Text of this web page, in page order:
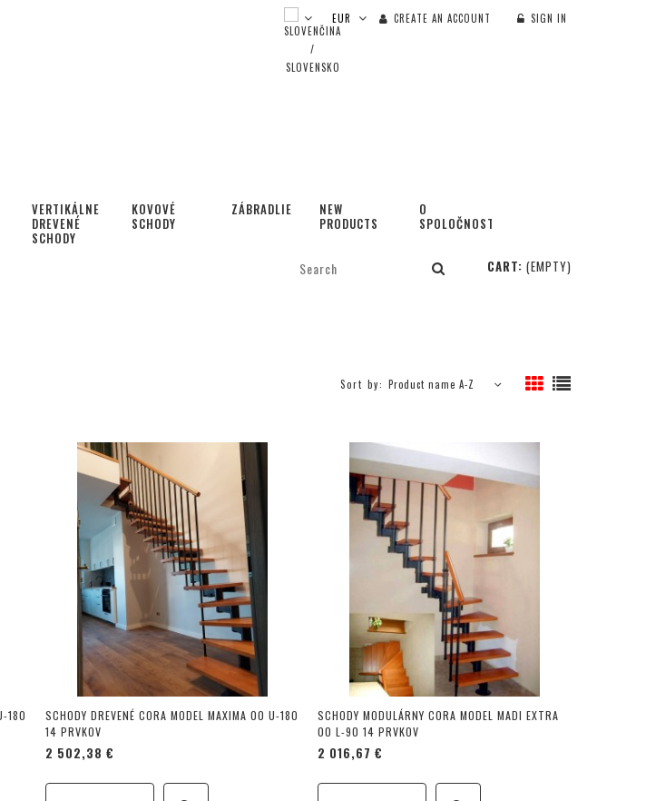
CREATE AN ACCOUNT SIGN IN
VERTIKÁLNE
DREVENÉ
SCHODY
KOVOVÉ
SCHODY
ZÁBRADLIE
NEW
PRODUCTS
O
SPOLOČNOSTI
CART: (EMPTY)
Sort by: Product name A-Z
180
SCHODY DREVENÉ CORA MODEL MAXIMA 00 U-180
14 PRVKOV
2 502,38 €
SCHODY MODULÁRNY CORA MODEL MADI EXTRA
00 L-90 14 PRVKOV
2 016,67 €